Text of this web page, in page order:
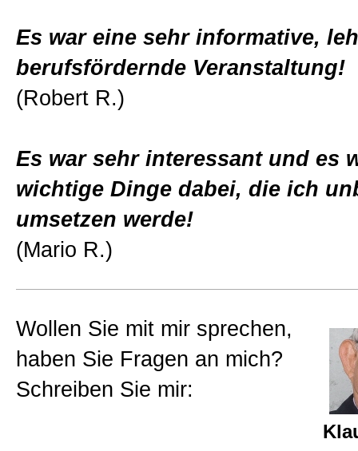
Es war eine sehr informative,
berufsfördernde Veranstaltung!
(Robert R.)
Es war sehr interessant und es
wichtige Dinge dabei, die ich
umsetzen werde!
(Mario R.)
Wollen Sie mit mir sprechen,
haben Sie Fragen an mich?
Schreiben Sie mir: